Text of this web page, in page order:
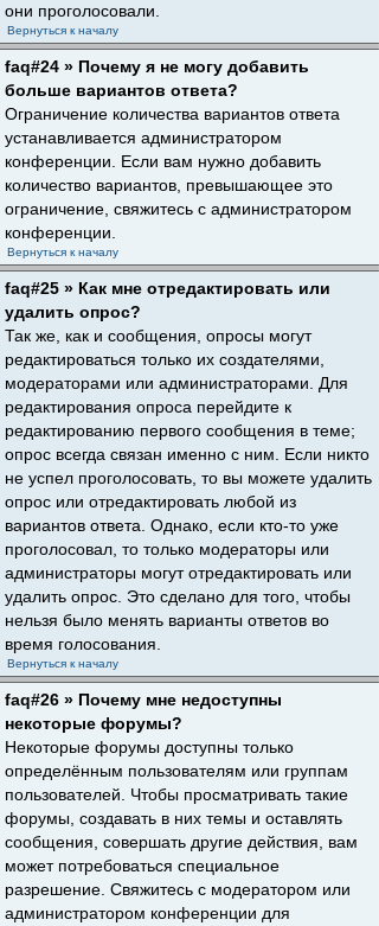
они проголосовали.
Вернуться к началу
faq#24 » Почему я не могу добавить
больше вариантов ответа?
Ограничение количества вариантов ответа
устанавливается администратором
конференции. Если вам нужно добавить
количество вариантов, превышающее это
ограничение, свяжитесь с администратором
конференции.
Вернуться к началу
faq#25 » Как мне отредактировать или
удалить опрос?
Так же, как и сообщения, опросы могут
редактироваться только их создателями,
модераторами или администраторами. Для
редактирования опроса перейдите к
редактированию первого сообщения в теме;
опрос всегда связан именно с ним. Если никто
не успел проголосовать, то вы можете удалить
опрос или отредактировать любой из
вариантов ответа. Однако, если кто-то уже
проголосовал, то только модераторы или
администраторы могут отредактировать или
удалить опрос. Это сделано для того, чтобы
нельзя было менять варианты ответов во
время голосования.
Вернуться к началу
faq#26 » Почему мне недоступны
некоторые форумы?
Некоторые форумы доступны только
определённым пользователям или группам
пользователей. Чтобы просматривать такие
форумы, создавать в них темы и оставлять
сообщения, совершать другие действия, вам
может потребоваться специальное
разрешение. Свяжитесь с модератором или
администратором конференции для